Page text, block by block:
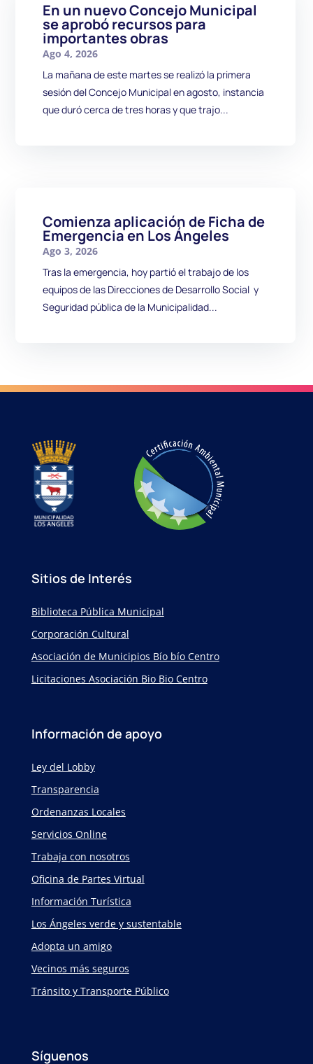
En un nuevo Concejo Municipal
se aprobó recursos para
importantes obras
Ago 4, 2026
La mañana de este martes se realizó la primera
sesión del Concejo Municipal en agosto, instancia
que duró cerca de tres horas y que trajo...
Comienza aplicación de Ficha de
Emergencia en Los Ángeles
Ago 3, 2026
Tras la emergencia, hoy partió el trabajo de los
equipos de las Direcciones de Desarrollo Social y
Seguridad pública de la Municipalidad...
Sitios de Interés
Biblioteca Pública Municipal
Corporación Cultural
Asociación de Municipios Bío bío Centro
Licitaciones Asociación Bio Bio Centro
Información de apoyo
Ley del Lobby
Transparencia
Ordenanzas Locales
Servicios Online
Trabaja con nosotros
Oficina de Partes Virtual
Información Turística
Los Ángeles verde y sustentable
Adopta un amigo
Vecinos más seguros
Tránsito y Transporte Público
Síguenos